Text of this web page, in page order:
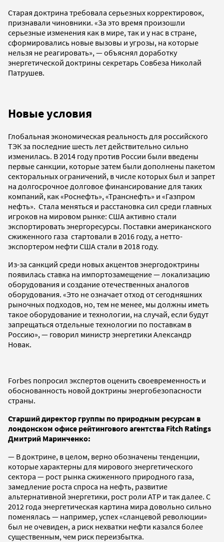
Старая доктрина требовала серьезных корректировок,
признавали чиновники. «За это время произошли
серьезные изменения как в мире, так и у нас в стране,
сформировались новые вызовы и угрозы, на которые
нельзя не реагировать», — объяснял доработку
энергетической доктрины секретарь Совбеза Николай
Патрушев.
Новые условия
Глобальная экономическая реальность для российского
ТЭК за последние шесть лет действительно сильно
изменилась. В 2014 году против России были введены
первые санкции, которые затем были дополнены пакетом
секторальных ограничений, в числе которых был и запрет
на долгосрочное долговое финансирование для таких
компаний, как «Роснефть», «Транснефть» и «Газпром
нефть». Стала меняться и расстановка сил среди главных
игроков на мировом рынке: США активно стали
экспортировать энергоресурсы. Поставки американского
сжиженного газа стартовали в 2016 году, а нетто-
экспортером нефти США стали в 2018 году.
Из-за санкций среди новых акцентов энергодоктрины
появилась ставка на импортозамещение — локализацию
оборудования и создание отечественных аналогов
оборудования. «Это не означает отход от сегодняшних
рыночных подходов, но, тем не менее, мы должны иметь
такое оборудование и технологии, на случай, если будут
запрещаться отдельные технологии по поставкам в
Россию», — говорил министр энергетики Александр
Новак.
Forbes попросил экспертов оценить своевременность и
обоснованность новой доктрины энергобезопасности
страны.
Старший директор группы по природным ресурсам в
лондонском офисе рейтингового агентства Fitch Ratings
Дмитрий Маринченко:
— В доктрине, в целом, верно обозначены тенденции,
которые характерны для мирового энергетического
сектора — рост рынка сжиженного природного газа,
замедление роста спроса на нефть, развитие
альтернативной энергетики, рост роли АТР и так далее. С
2012 года энергетическая картина мира довольно сильно
поменялась — например, успех «сланцевой революции»
был не очевиден, а риск нехватки нефти казался более
существенным, чем риск переизбытка.